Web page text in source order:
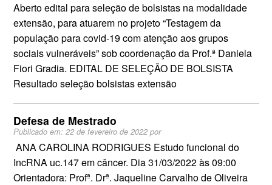
Aberto edital para seleção de bolsistas na modalidade
extensão, para atuarem no projeto “Testagem da
população para covid-19 com atenção aos grupos
sociais vulneráveis” sob coordenação da Prof.ª Daniela
Fiori Gradia. EDITAL DE SELEÇÃO DE BOLSISTA
Resultado seleção bolsistas extensão
Defesa de Mestrado
Publicado em: 22 de fevereiro de 2022por
ANA CAROLINA RODRIGUES Estudo funcional do
IncRNA uc.147 em câncer. Dia 31/03/2022 às 09:00
Orientadora: Profª. Drª. Jaqueline Carvalho de Oliveira